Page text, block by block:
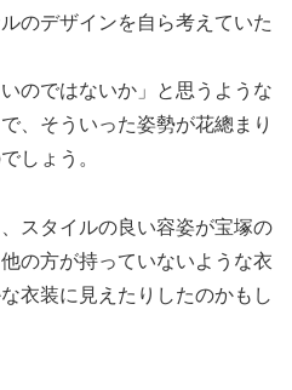
のデザインを自ら考えていた
のではないか」と思うような
、そういった姿勢が花總まり
しょう。
スタイルの良い容姿が宝塚の
の方が持っていないような衣
衣装に見えたりしたのかもし